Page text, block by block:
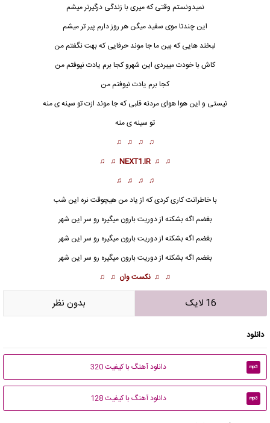
نمیدونستم وقتی که میری با زندگی درگیرتر میشم
این چندتا موی سفید میگن هر روز دارم پیر تر میشم
لبخند هایی که بین ما جا موند حرفایی که بهت نگفتم من
کاش با خودت میبردی این شهرو کجا برم یادت نیوفتم من
کجا برم یادت نیوفتم من
نیستی و این هوا هوای مردنه قلبی که جا موند ازت تو سینه ی منه
تو سینه ی منه
♫ ♫ ♫ ♫
♫ ♫
NEXT1.IR
♫ ♫
♫ ♫ ♫ ♫
با خاطراتت کاری کردی که از یاد من هیچوقت نره این شب
بغضم اگه بشکنه از دوریت بارون میگیره رو سر این شهر
بغضم اگه بشکنه از دوریت بارون میگیره رو سر این شهر
بغضم اگه بشکنه از دوریت بارون میگیره رو سر این شهر
♫ ♫ نکست وان ♫ ♫
16 لایک بدون نظر
دانلود
mp3 دانلود آهنگ با کیفیت 320
mp3 دانلود آهنگ با کیفیت 128